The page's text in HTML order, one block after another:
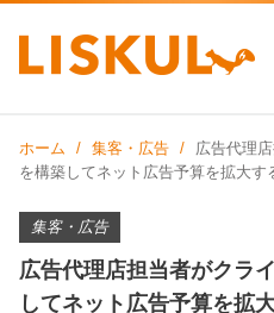
ホーム 集客・広告
広告代理
を構築してネット広告予算を拡大す
集客・広告
広告代理店担当者がクラ
してネット広告予算を拡